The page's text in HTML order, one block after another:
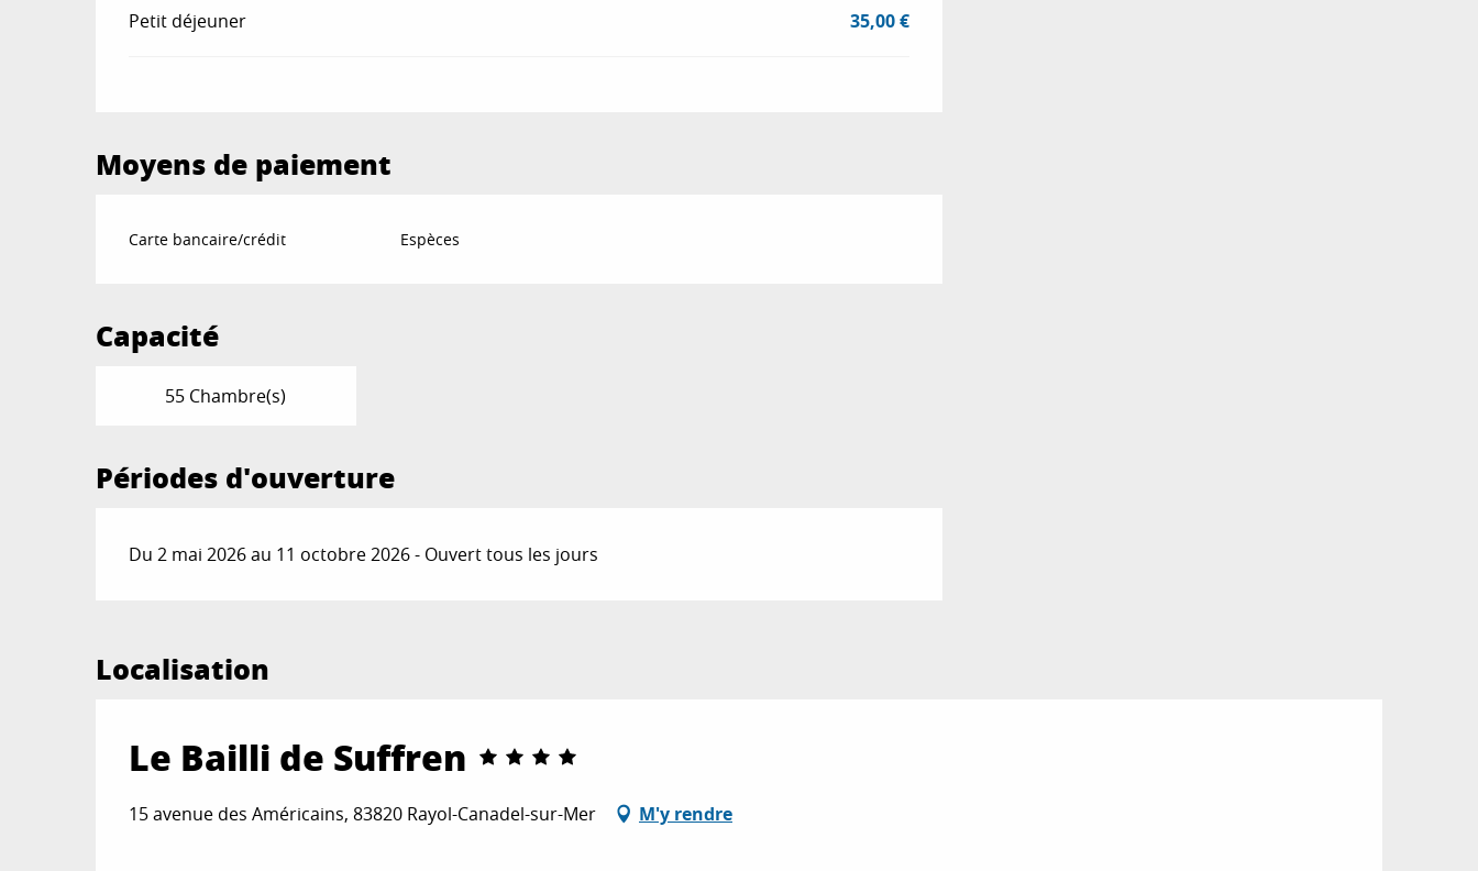
Petit déjeuner 35,00 €
Moyens de paiement
Carte bancaire/crédit Espèces
Capacité
55 Chambre(s)
Périodes d'ouverture
Du 2 mai 2026 au 11 octobre 2026 - Ouvert tous les jours
Localisation
Le Bailli de Suffren
15 avenue des Américains, 83820 Rayol-Canadel-sur-Mer M'y rendre